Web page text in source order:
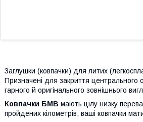
Заглушки (ковпачки) для литих
Призначені для закриття
гарного й оригінального зовнішнього
Ковпачки БМВ мають цілу низку
пройдених кілометрів, ваші ковпачки